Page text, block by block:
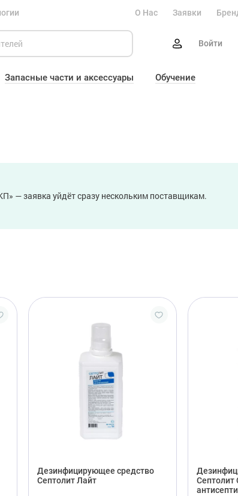
О Нас Заявки
Войти
Запасные части и аксессуары Обучение
— заявка уйдёт сразу нескольким поставщикам.
Дезинфицирующее средство
Септолит Лайт
Септолит